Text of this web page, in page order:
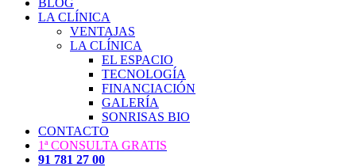
BLOG
LA CLÍNICA
VENTAJAS
LA CLÍNICA
EL ESPACIO
TECNOLOGÍA
FINANCIACIÓN
GALERÍA
SONRISAS BIO
CONTACTO
1ª CONSULTA GRATIS
91 781 27 00